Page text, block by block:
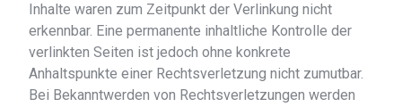
Inhalte waren zum Zeitpunkt der Verlinkung nicht
erkennbar. Eine permanente inhaltliche Kontrolle der
verlinkten Seiten ist jedoch ohne konkrete
Anhaltspunkte einer Rechtsverletzung nicht zumutbar.
Bei Bekanntwerden von Rechtsverletzungen werden